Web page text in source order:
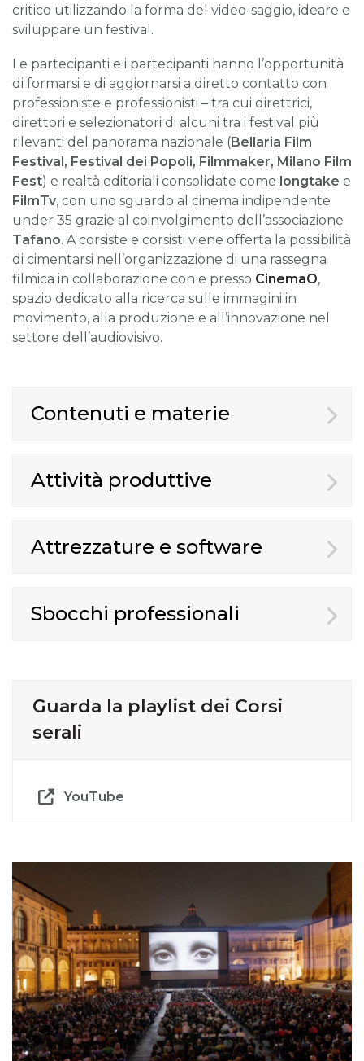
critico utilizzando la forma del video-saggio, ideare e
sviluppare un festival.
Le partecipanti e i partecipanti hanno l’opportunità
di formarsi e di aggiornarsi a diretto contatto con
professioniste e professionisti – tra cui direttrici,
direttori e selezionatori di alcuni tra i festival più
rilevanti del panorama nazionale (Bellaria Film
Festival, Festival dei Popoli, Filmmaker, Milano Film
Fest) e realtà editoriali consolidate come longtake e
FilmTv, con uno sguardo al cinema indipendente
under 35 grazie al coinvolgimento dell’associazione
Tafano. A corsiste e corsisti viene offerta la possibilità
di cimentarsi nell’organizzazione di una rassegna
filmica in collaborazione con e presso CinemaO,
spazio dedicato alla ricerca sulle immagini in
movimento, alla produzione e all’innovazione nel
settore dell’audiovisivo.
Contenuti e materie
Attività produttive
Attrezzature e software
Sbocchi professionali
Guarda la playlist dei Corsi
serali
YouTube